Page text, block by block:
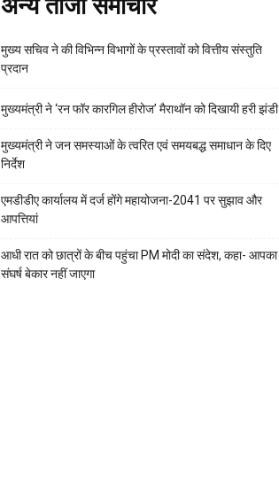
अन्य ताजा समाचार
मुख्य सचिव ने की विभिन्न विभागों के प्रस्तावों को वित्तीय संस्तुति
प्रदान
मुख्यमंत्री ने ‘रन फॉर कारगिल हीरोज’ मैराथॉन को दिखायी हरी झंडी
मुख्यमंत्री ने जन समस्याओं के त्वरित एवं समयबद्ध समाधान के दिए
निर्देश
एमडीडीए कार्यालय में दर्ज होंगे महायोजना-2041 पर सुझाव और
आपत्तियां
आधी रात को छात्रों के बीच पहुंचा PM मोदी का संदेश, कहा- आपका
संघर्ष बेकार नहीं जाएगा